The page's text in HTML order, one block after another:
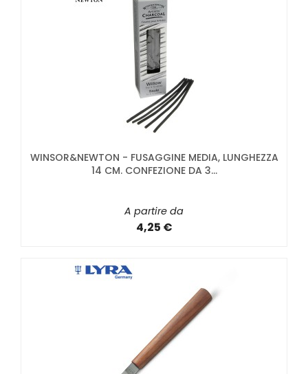
WINSOR&NEWTON - FUSAGGINE MEDIA, LUNGHEZZA
14 CM. CONFEZIONE DA 3...
A partire da
4,25 €